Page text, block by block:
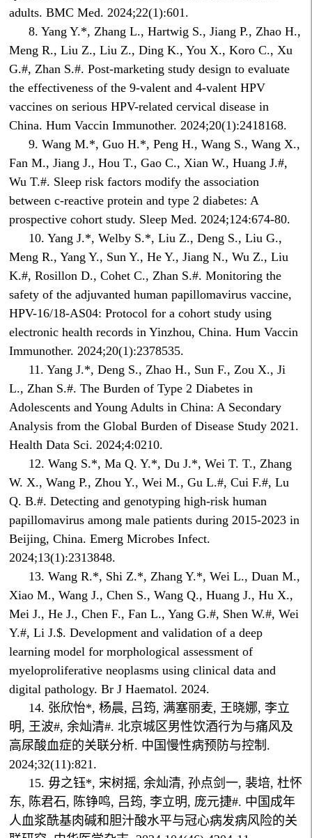
adults. BMC Med. 2024;22(1):601.
8. Yang Y.*, Zhang L., Hartwig S., Jiang P., Zhao H.,
Meng R., Liu Z., Liu Z., Ding K., You X., Koro C., Xu
G.#, Zhan S.#. Post-marketing study design to evaluate
the effectiveness of the 9-valent and 4-valent HPV
vaccines on serious HPV-related cervical disease in
China. Hum Vaccin Immunother. 2024;20(1):2418168.
9. Wang M.*, Guo H.*, Peng H., Wang S., Wang X.,
Fan M., Jiang J., Hou T., Gao C., Xian W., Huang J.#,
Wu T.#. Sleep risk factors modify the association
between c-reactive protein and type 2 diabetes: A
prospective cohort study. Sleep Med. 2024;124:674-80.
10. Yang J.*, Welby S.*, Liu Z., Deng S., Liu G.,
Meng R., Yang Y., Sun Y., He Y., Jiang N., Wu Z., Liu
K.#, Rosillon D., Cohet C., Zhan S.#. Monitoring the
safety of the adjuvanted human papillomavirus vaccine,
HPV-16/18-AS04: Protocol for a cohort study using
electronic health records in Yinzhou, China. Hum Vaccin
Immunother. 2024;20(1):2378535.
11. Yang J.*, Deng S., Zhao H., Sun F., Zou X., Ji
L., Zhan S.#. The Burden of Type 2 Diabetes in
Adolescents and Young Adults in China: A Secondary
Analysis from the Global Burden of Disease Study 2021.
Health Data Sci. 2024;4:0210.
12. Wang S.*, Ma Q. Y.*, Du J.*, Wei T. T., Zhang
W. X., Wang P., Zhou Y., Wei M., Gu L.#, Cui F.#, Lu
Q. B.#. Detecting and genotyping high-risk human
papillomavirus among male patients during 2015-2023 in
Beijing, China. Emerg Microbes Infect.
2024;13(1):2313848.
13. Wang R.*, Shi Z.*, Zhang Y.*, Wei L., Duan M.,
Xiao M., Wang J., Chen S., Wang Q., Huang J., Hu X.,
Mei J., He J., Chen F., Fan L., Yang G.#, Shen W.#, Wei
Y.#, Li J.$. Development and validation of a deep
learning model for morphological assessment of
myeloproliferative neoplasms using clinical data and
digital pathology. Br J Haematol. 2024.
14. 张欣怡*, 杨晨, 吕筠, 满塞丽麦, 王晓娜, 李立
明, 王波#, 余灿清#. 北京城区男性饮酒行为与痛风及
高尿酸血症的关联分析. 中国慢性病预防与控制.
2024;32(11):821.
15. 毋之钰*, 宋树摇, 余灿清, 孙点剑一, 裴培, 杜怀
东, 陈君石, 陈铮鸣, 吕筠, 李立明, 庞元捷#. 中国成年
人血浆酰基肉碱和胆汁酸水平与冠心病发病风险的关